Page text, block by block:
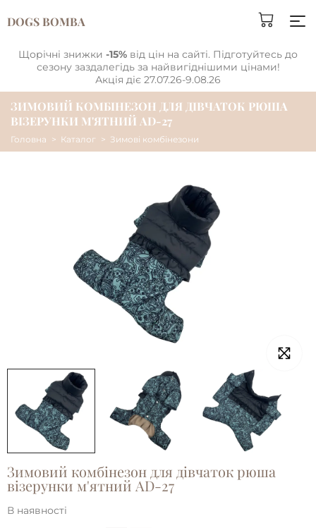
DOGS BOMBA
Щорічні знижки -15% від цін на сайті. Підготуйтесь до
сезону заздалегідь за найвигіднішими цінами!
Акція діє 27.07.26-9.08.26
ЗИМОВИЙ КОМБІНЕЗОН ДЛЯ ДІВЧАТОК РЮША
ВІЗЕРУНКИ М'ЯТНИЙ AD-27
Головна Каталог Зимові комбінезони
Зимовий комбінезон для дівчаток рюша
візерунки м'ятний AD-27
В наявності